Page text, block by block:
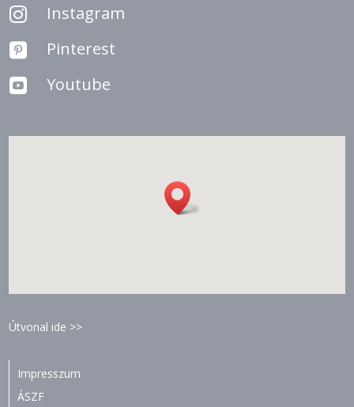
 Instagram
 Pinterest
 Youtube
Útvonal ide >>
Impresszum
ÁSZF